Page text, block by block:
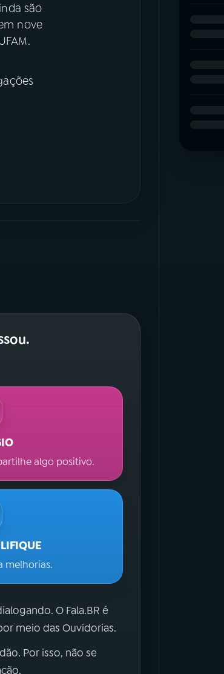
são
nove
algo positivo.
melhorias.
O Fala.BR é
meio das Ouvidorias.
Por isso, não se